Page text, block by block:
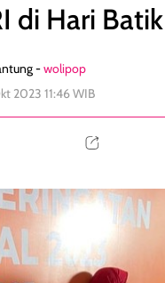
di Hari Batik
-wolipop
2023 11:46 WIB